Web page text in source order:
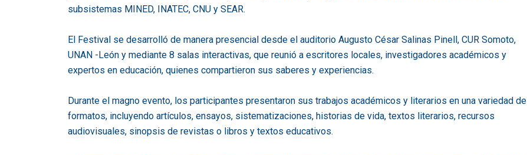
subsistemas MINED, INATEC, CNU y SEAR.
El Festival se desarrolló de manera presencial desde el auditorio Augusto César Salinas Pinell, CUR Somoto,
UNAN -León y mediante 8 salas interactivas, que reunió a escritores locales, investigadores académicos y
expertos en educación, quienes compartieron sus saberes y experiencias.
Durante el magno evento, los participantes presentaron sus trabajos académicos y literarios en una variedad de
formatos, incluyendo artículos, ensayos, sistematizaciones, historias de vida, textos literarios, recursos
audiovisuales, sinopsis de revistas o libros y textos educativos.